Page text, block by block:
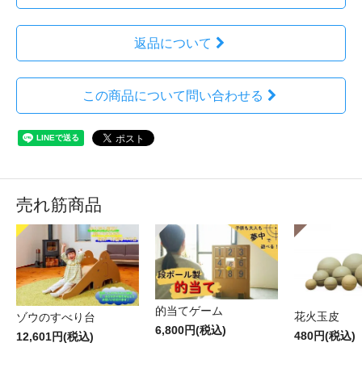
返品について
この商品について問い合わせる
売れ筋商品
ゾウのすべり台
12,601円(税込)
的当てゲーム
6,800円(税込)
花火玉皮
480円(税込)